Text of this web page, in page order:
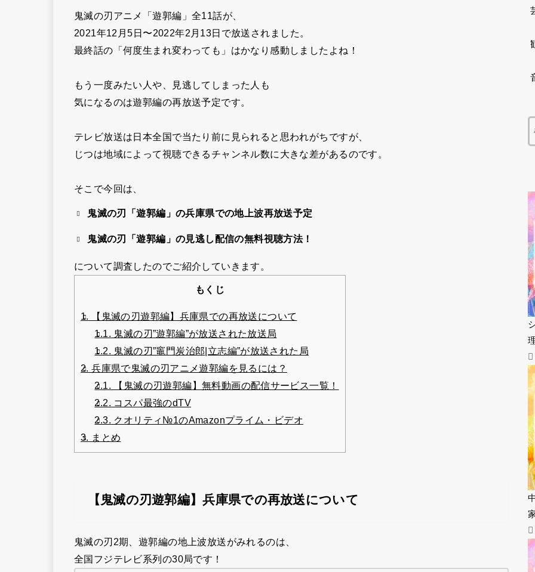
鬼滅の刃アニメ「遊郭編」全11話が、
2021年12月5日〜2022年2月13日で放送されました。
最終話の「何度生まれ変わっても」はかなり感動しましたよね！
もう一度みたい人や、見逃してしまった人も
気になるのは遊郭編の再放送予定です。
テレビ放送は日本全国で当たり前に見られると 思われがちですが、
じつは地域によって視聴できるチャンネル数に大きな差があるのです。
そこで今回は、
鬼滅の刃「遊郭編」の兵庫県での地上波再放送予定
鬼滅の刃「遊郭編」の見逃し配信の無料視聴方法！
について調査したのでご紹介していきます。
もくじ
1.
【鬼滅の刃遊郭編】兵庫県での再放送について
1.1. 鬼滅の刃”遊郭編”が放送された放送局
1.2. 鬼滅の刃”竈門炭治郎|立志編”が放送された局
2. 兵庫県で鬼滅の刃アニメ遊郭編を見るには？
2.1. 【鬼滅の刃遊郭編】無料動画の配信サービス一覧！
2.2. コスパ最強のdTV
2.3. クオリティ№1のAmazonプライム・ビデオ
3. まとめ
【鬼滅の刃遊郭編】兵庫県での再放送について
鬼滅の刃2期、遊郭編の地上波放送がみれるのは、
全国フジテレビ系列の30局です！